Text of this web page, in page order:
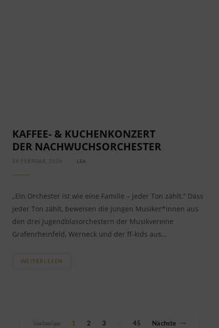
KAFFEE- & KUCHENKONZERT
DER NACHWUCHSORCHESTER
LEA
„Ein Orchester ist wie eine Familie – jeder Ton zählt.“ Dass
jeder Ton zählt, beweisen die jungen Musiker*innen aus
den drei Jugendblasorchestern der Musikvereine
Grafenrheinfeld, Werneck und der ff-kids aus…
WEITERLESEN
1 2 3 45 Nächste